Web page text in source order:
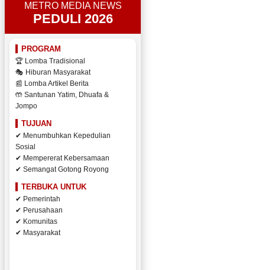
METRO MEDIA NEWS
PEDULI 2026
PROGRAM
🏆 Lomba Tradisional
🎭 Hiburan Masyarakat
📰 Lomba Artikel Berita
🤲 Santunan Yatim, Dhuafa &
Jompo
TUJUAN
✔ Menumbuhkan Kepedulian
Sosial
✔ Mempererat Kebersamaan
✔ Semangat Gotong Royong
TERBUKA UNTUK
✔ Pemerintah
✔ Perusahaan
✔ Komunitas
✔ Masyarakat